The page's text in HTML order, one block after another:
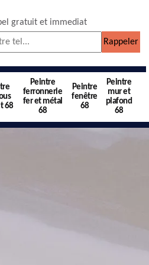
gratuit et immediat
68
Peintre
ferronnerie
fer et métal
68
Peintre
fenêtre
68
Peintre
mur et
plafond
68